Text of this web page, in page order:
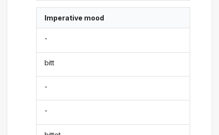
Imperative mood
-
bitt
-
-